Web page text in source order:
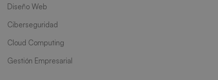
Diseño Web
Ciberseguridad
Cloud Computing
Gestión Empresarial